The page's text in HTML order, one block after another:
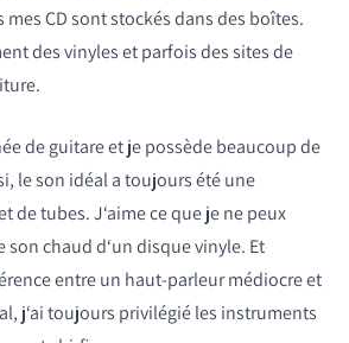
CD sont stockés dans des boîtes.
des vinyles et parfois des sites de
de guitare et je possède beaucoup de
le son idéal a toujours été une
de tubes. J‘aime ce que je ne peux
son chaud d‘un disque vinyle. Et
entre un haut-parleur médiocre et
j‘ai toujours privilégié les instruments